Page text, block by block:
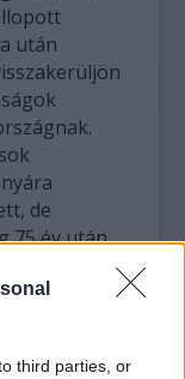
third parties, or
után
de
75 év után